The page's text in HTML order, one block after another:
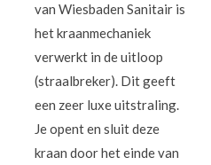
van Wiesbaden Sanitair is
het kraanmechaniek
verwerkt in de uitloop
(straalbreker). Dit geeft
een zeer luxe uitstraling.
Je opent en sluit deze
kraan door het einde van